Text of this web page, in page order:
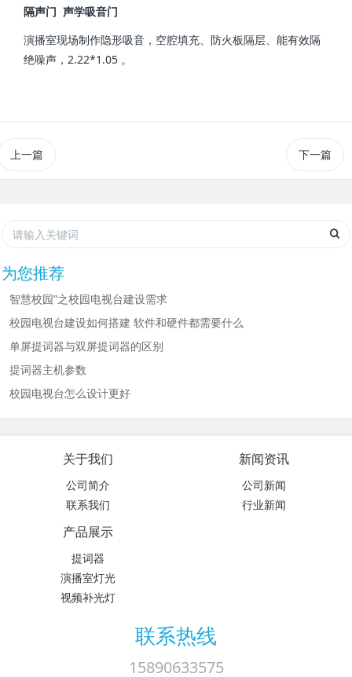
隔声门 声学吸音门
演播室现场制作隐形吸音，空腔填充、防火板隔层、能有效隔
绝噪声，2.22*1.05 。
上一篇 下一篇
为您推荐
智慧校园”之校园电视台建设需求
校园电视台建设如何搭建 软件和硬件都需要什么
单屏提词器与双屏提词器的区别
提词器主机参数
校园电视台怎么设计更好
关于我们
公司简介
联系我们
新闻资讯
公司新闻
行业新闻
产品展示
提词器
演播室灯光
视频补光灯
联系热线
15890633575